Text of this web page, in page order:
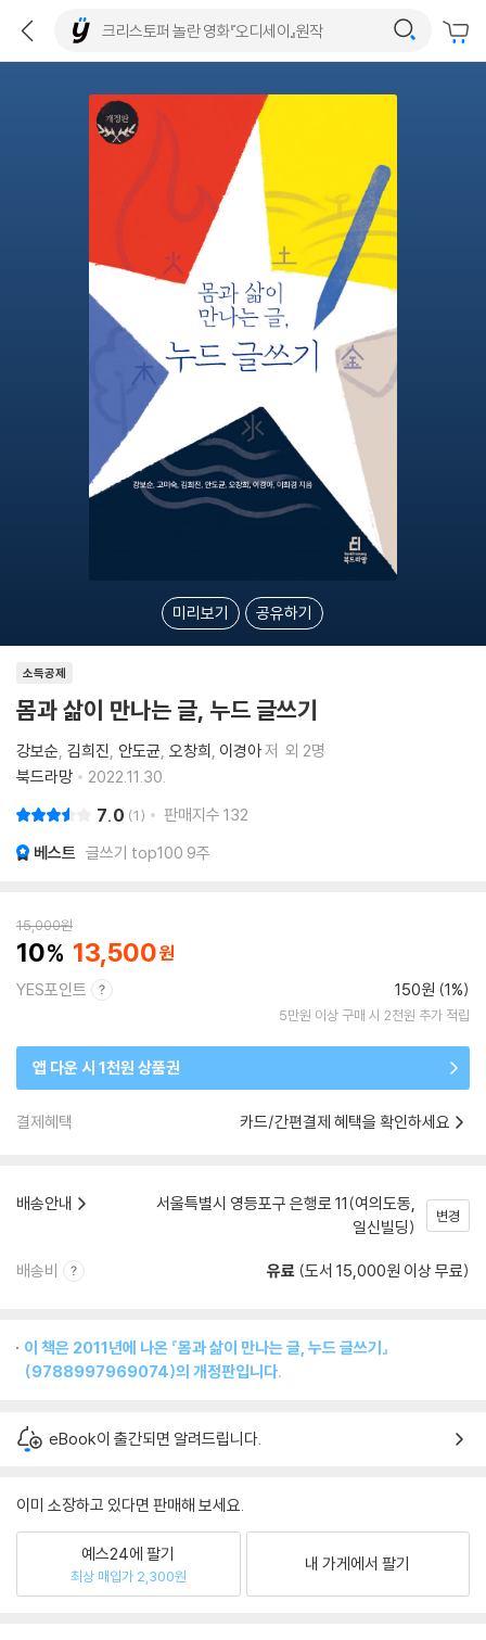
미리보기 공유하기
소득공제
몸과 삶이 만나는 글, 누드 글쓰기
강보순 김희진 안도균 오창희 이경아저 외 2명
북드라망
2022.11.30.
7.0 1 판매지수 132
베스트 글쓰기 top100 9주
15,000원
10 13,500
YES포인트 150원 (1%)
5만원 이상 구매 시 2천원 추가 적립
앱 다운 시 1천원 상품권
결제혜택 카드/간편결제 혜택을 확인하세요
배송안내
서울특별시 영등포구 은행로 11(여의도동,
일신빌딩)
변경
배송비 유료 (도서 15,000원 이상 무료)
이 책은 2011년에 나온 『몸과 삶이 만나는 글, 누드 글쓰기』
(9788997969074)의 개정판입니다.
eBook이 출간되면 알려드립니다.
이미 소장하고 있다면 판매해 보세요.
예스24에 팔기
최상 매입가 2,300원
내 가게에서 팔기